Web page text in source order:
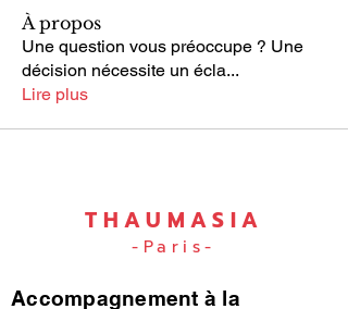
À propos
Une question vous préoccupe ? Une
décision nécessite un écla...
Lire plus
THAUMASIA
-Paris-
Accompagnement à la